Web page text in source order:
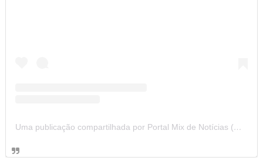
Uma publicação compartilhada por Portal Mix de Notícias (@portalmixdenoticias)